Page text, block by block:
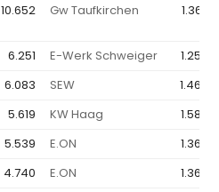
10.652 Gw Taufkirchen 1.367
6.251 E-Werk Schweiger
1.258
6.083 SEW
1.462
5.619 KW Haag
1.586
5.539 E.ON
1.368
4.740 E.ON
1.368